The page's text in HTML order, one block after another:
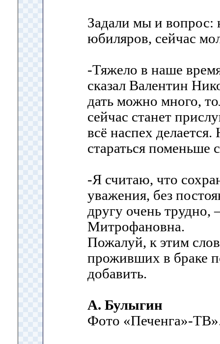
Задали мы и
юбиляров, сейчас
-Тяжело в наше
сказал Валентин
дать можно много,
сейчас станет
всё наспех
стараться поменьше
-Я считаю, что
уважения, без
другу очень трудно,
Митрофановна.
Пожалуй, к этим
проживших в браке
добавить.
А. Булыгин
Фото «Печенга»-